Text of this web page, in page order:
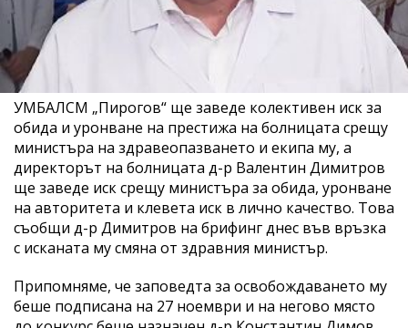
УМБАЛСМ „Пирогов“ ще заведе колективен иск за
обида и уронване на престижа на болницата срещу
министъра на здравеопазването и екипа му, а
директорът на болницата д-р Валентин Димитров
ще заведе иск срещу министъра за обида, уронване
на авторитета и клевета иск в лично качество. Това
съобщи д-р Димитров на брифинг днес във връзка
с исканата му смяна от здравния министър.
Припомняме, че заповедта за освобождаването му
беше подписана на 27 ноември и на негово място